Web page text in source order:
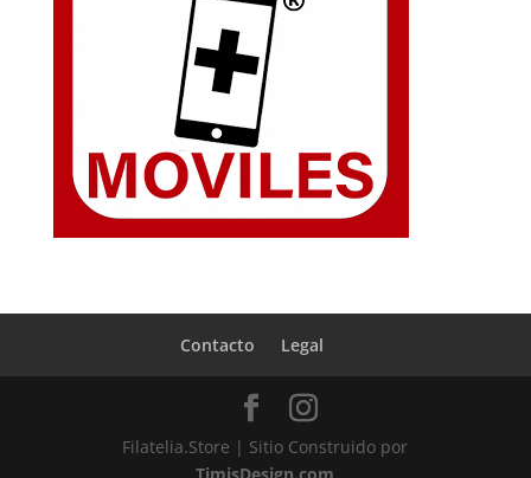
Contacto Legal
Filatelia.Store | Sitio Construido por